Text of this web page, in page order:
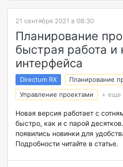
21 сентября 2021 в 08:30
Планирование
быстрая работа и
интерфейса
Directum RX
Планирование
Управление проектами
+ еще
Новая версия работает с
быстро, как и с парой
появились новинки для
Подробности читайте в статье.